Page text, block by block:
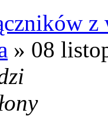
» 08